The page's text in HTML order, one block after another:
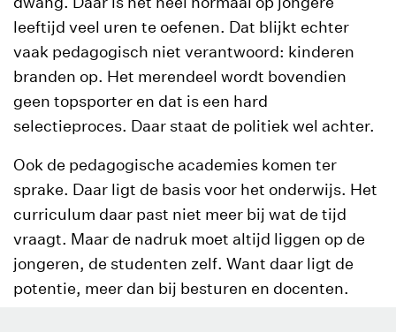
leeftijd veel uren te oefenen. Dat blijkt echter
vaak pedagogisch niet verantwoord: kinderen
branden op. Het merendeel wordt bovendien
geen topsporter en dat is een hard
selectieproces. Daar staat de politiek wel achter.
Ook de pedagogische academies komen ter
sprake. Daar ligt de basis voor het onderwijs. Het
curriculum daar past niet meer bij wat de tijd
vraagt. Maar de nadruk moet altijd liggen op de
jongeren, de studenten zelf. Want daar ligt de
potentie, meer dan bij besturen en docenten.